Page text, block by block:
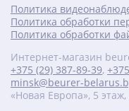
Политика
Политика обработки
Политика обработки
Интернет-магазин
+375 (29) 387-89-39,
minsk@beurer-
«Новая Европа», 5